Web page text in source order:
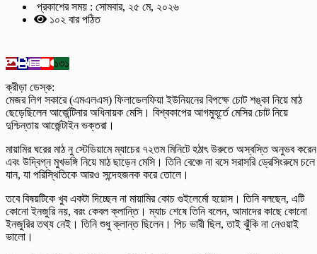
প্রকাশের সময় : সোমবার, ২৫ মে, ২০২৬
১০২ বার পঠিত
১৩১
ক্রীড়া ডেস্ক:
মেজর লিগ সকারে (এমএলএস) ফিলাডেলফিয়া ইউনিয়নের বিপক্ষে চোট শঙ্কা নিয়ে মাঠ
ছেড়েছিলেন আর্জেন্টিনার অধিনায়ক মেসি। বিশ্বকাপের আগমুহূর্তে মেসির চোট নিয়ে
দুশ্চিন্তায় আর্জেন্টাইন ভক্তরা।
মায়ামির ঘরের মাঠ নু স্টেডিয়ামে ম্যাচের ৭২তম মিনিটে হঠাৎ উরুতে অস্বস্তি অনুভব করেন
এবং উদ্বিগ্ন মুখভঙ্গি নিয়ে মাঠ ছাড়েন মেসি। তিনি বেঞ্চে না বসে সরাসরি ড্রেসিংরুমে চলে
যান, যা পরিস্থিতিকে আরও সন্দেহজনক করে তোলে।
তবে বিষয়টিকে খুব একটা দিচ্ছেন না মায়ামির কোচ গুইলের্মো হয়োস। তিনি বলছেন, এটি
কোনো ইনজুরি নয়, বরং কেবল ক্লান্তি। ম্যাচ শেষে তিনি বলেন, আমাদের কাছে কোনো
ইনজুরির তথ্য নেই। তিনি শুধু ক্লান্ত ছিলেন। পিচ ভারী ছিল, তাই ঝুঁকি না নেওয়াই
ভালো।